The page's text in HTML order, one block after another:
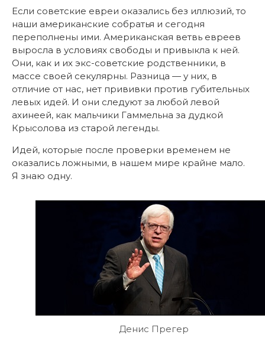
Если советские евреи оказались без иллюзий, то
наши американские собратья и сегодня
переполнены ими. Американская ветвь евреев
выросла в условиях свободы и привыкла к ней.
Они, как и их экс-советские родственники, в
массе своей секулярны. Разница — у них, в
отличие от нас, нет прививки против губительных
левых идей. И они следуют за любой левой
ахинеей, как мальчики Гаммельна за дудкой
Крысолова из старой легенды.
Идей, которые после проверки временем не
оказались ложными, в нашем мире крайне мало.
Я знаю одну.
Денис Прегер